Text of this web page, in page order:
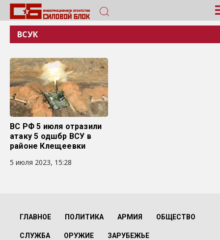
ВСУК
ВС РФ 5 июля отразили
атаку 5 одшбр ВСУ в
районе Клещеевки
5 июля 2023, 15:28
ГЛАВНОЕ ПОЛИТИКА АРМИЯ ОБЩЕСТВО
СЛУЖБА ОРУЖИЕ ЗАРУБЕЖЬЕ